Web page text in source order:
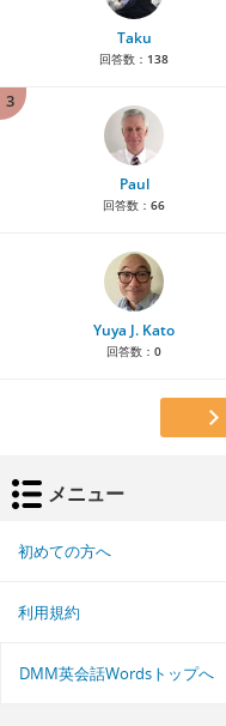
Taku
回答数： 138
3
Paul
回答数： 66
Yuya J. Kato
回答数： 0
メニュー
初めての方へ
利用規約
DMM英会話Wordsトップへ